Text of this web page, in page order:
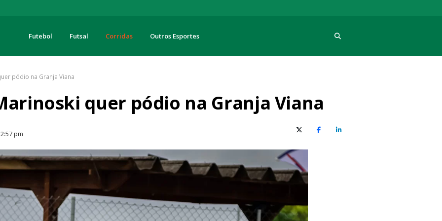
Futebol Futsal Corridas Outros Esportes
pódio na Granja Viana
quer pódio na Granja Viana
2:57 pm X (Twitter)FacebookO LinkedIn